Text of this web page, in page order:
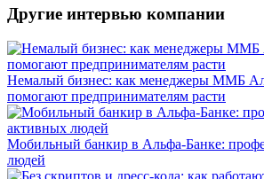
Другие интервью компании
Немалый бизнес: как менеджеры ММБ
помогают предпринимателям расти
Мобильный банкир в Альфа-Банке:
людей